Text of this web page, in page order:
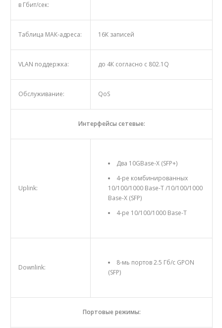
в Гбит/сек:
Таблица MAК-адреса: 16К записей
VLAN поддержка: до 4К согласно с 802.1Q
Обслуживание: QoS
Интерфейсы сетевые:
Uplink:
Два 10GBase-X (SFP+)
4-ре комбинированных
10/100/1000 Base-T /10/100/1000
Base-X (SFP)
4-ре 10/100/1000 Base-T
Downlink:
8-мь портов 2.5 Гб/с GPON
(SFP)
Портовые режимы: